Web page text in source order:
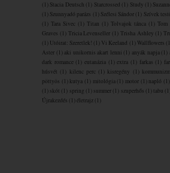
(1) Stacia Deutsch (1) Starcrossed (1) Study (1)
(1) Szunnyadó parázs (1) Szélesi Sándor (1) Szívek
(1) Tara Sivec (1) Titan (1) Tolvajok ​tánca (1) Tom
Graves
(1) Tricia Levenseller (1) Trisha Ashley (1)
(1) Utóirat: Szeretlek! (1) Vi Keeland (1) Wallflowers
Aster
(1) aki unikornis akart lenni (1) anyák napja (1)
dark romance
(1) eutanázia (1) extra (1) farkas (1)
húsvét
(1) kilenc perc (1) kisregény (1)
pöttyös
(1) kutya (1) mitológia (1) motor (1) napló (1)
(1) skót (1) spring (1) summer (1) szuperhős (1) tabu
Újrakezdés
(1)életrajz (1)